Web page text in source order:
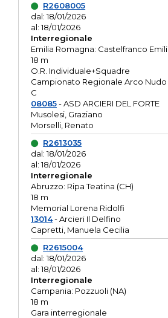
R2608005
dal: 18/01/2026
al: 18/01/2026
Interregionale
Emilia Romagna: Castelfranco
18 m
O.R. Individuale+Squadre
Campionato Regionale Arco Nudo
C
08085- ASD ARCIERI DEL FORTE
Musolesi, Graziano
Morselli, Renato
R2613035
dal: 18/01/2026
al: 18/01/2026
Interregionale
Abruzzo: Ripa Teatina (CH)
18 m
Memorial Lorena Ridolfi
13014- Arcieri Il Delfino
Capretti, Manuela Cecilia
R2615004
dal: 18/01/2026
al: 18/01/2026
Interregionale
Campania: Pozzuoli (NA)
18 m
Gara interregionale